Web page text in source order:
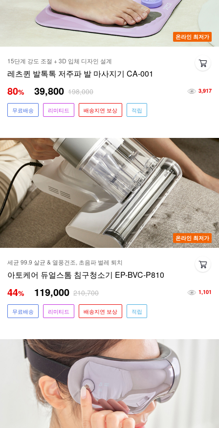
온라인 최저가
15단계 강도 조절 + 3D 입체 디자인 설계
레츠퀸 발톡톡 저주파 발 마사지기 CA-001
3,917
80% 39,800 198,000
무료배송 리미티드 배송지연 보상 적립
온라인 최저가
세균 99.9 살균 & 열풍건조, 초음파 벌레 퇴치
아토케어 듀얼스톰 침구청소기 EP-BVC-P810
1,101
44% 119,000 210,700
무료배송 리미티드 배송지연 보상 적립